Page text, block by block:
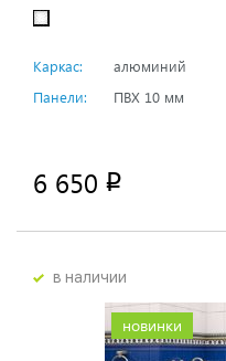
Каркас:
алюминий
Панели:
ПВХ 10 мм
6 650 p
в наличии
новинки